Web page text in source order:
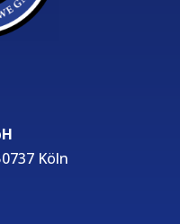
Köln